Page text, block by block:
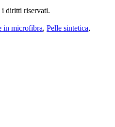
diritti riservati.
in microfibra, Pelle sintetica,